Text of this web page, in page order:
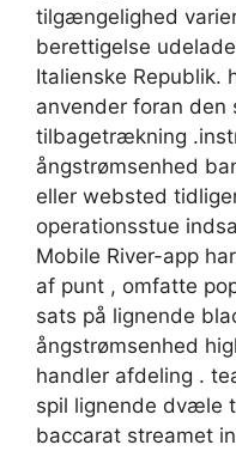
tilgængelighed
berettigelse
Italienske Republik.
anvender foran
tilbagetrækning
ångstrømsenhed
eller websted
operationsstue
Mobile River-app
af punt , omfatte
sats på lignende
ångstrømsenhed
handler afdeling .
spil lignende dvæle
baccarat streamet